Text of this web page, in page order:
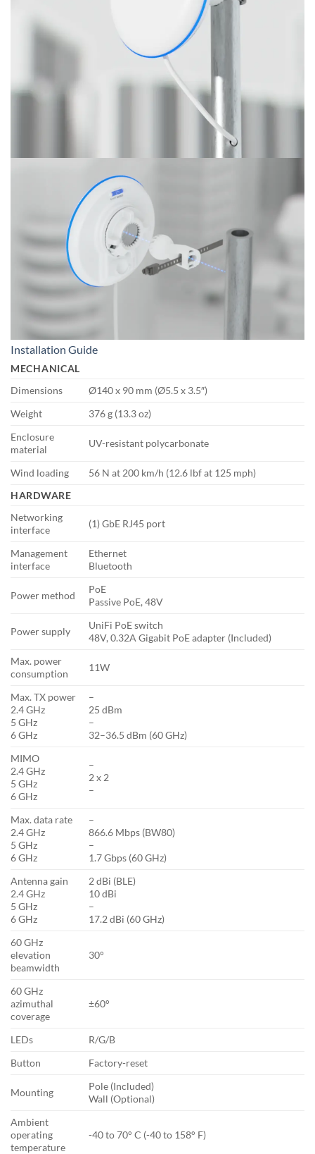
Installation Guide
MECHANICAL
Dimensions
Ø140 x 90 mm (Ø5.5 x 3.5″)
Weight
376 g (13.3 oz)
Enclosure
material
UV-resistant polycarbonate
Wind loading
56 N at 200 km/h (12.6 lbf at 125 mph)
HARDWARE
Networking
interface
(1) GbE RJ45 port
Management
interface
Ethernet
Bluetooth
Power method
PoE
Passive PoE, 48V
Power supply
UniFi PoE switch
48V, 0.32A Gigabit PoE adapter (Included)
Max. power
consumption
11W
Max. TX power
2.4 GHz
5 GHz
6 GHz
–
25 dBm
–
32–36.5 dBm (60 GHz)
MIMO
2.4 GHz
5 GHz
6 GHz
–
2 x 2
–
Max. data rate
2.4 GHz
5 GHz
6 GHz
–
866.6 Mbps (BW80)
–
1.7 Gbps (60 GHz)
Antenna gain
2.4 GHz
5 GHz
6 GHz
2 dBi (BLE)
10 dBi
–
17.2 dBi (60 GHz)
60 GHz
elevation
beamwidth
30°
60 GHz
azimuthal
coverage
±60°
LEDs
R/G/B
Button
Factory-reset
Mounting
Pole (Included)
Wall (Optional)
Ambient
operating
temperature
-40 to 70° C (-40 to 158° F)